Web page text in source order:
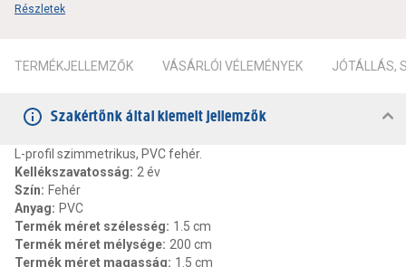
Részletek
TERMÉKJELLEMZŐK VÁSÁRLÓI VÉLEMÉNYEK JÓTÁLLÁS,
Szakértőnk által kiemelt jellemzők
L-profil szimmetrikus, PVC fehér.
Kellékszavatosság: 2 év
Szín: Fehér
Anyag: PVC
Termék méret szélesség: 1.5 cm
Termék méret mélysége: 200 cm
Termék méret magasság: 1.5 cm